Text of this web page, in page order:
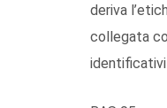
deriva
collegata
identificativi